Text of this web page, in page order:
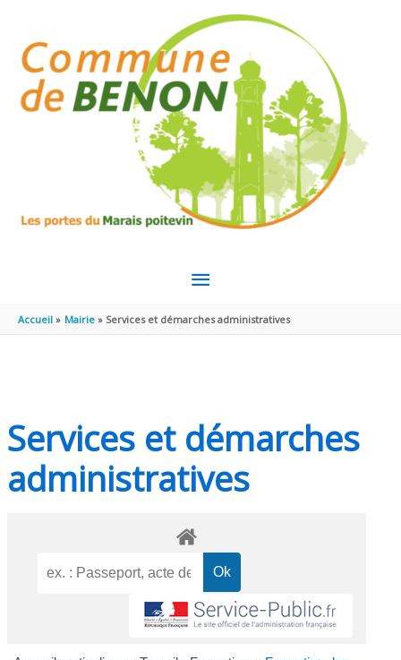
MENU
PRINCIPAL
Accueil Mairie Services et démarches administratives
Services et démarches
administratives